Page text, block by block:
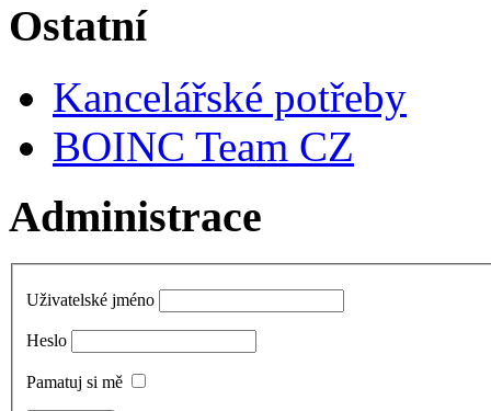
Ostatní
Kancelářské potřeby
BOINC Team CZ
Administrace
Uživatelské jméno
Heslo
Pamatuj si mě